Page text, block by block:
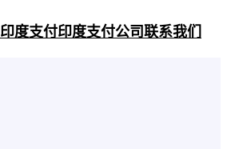
印度支付印度支付公司联系我们